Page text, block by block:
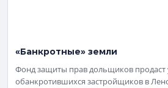
«Банкротные» земли
Фонд защиты прав дольщиков продаст
обанкротившихся застройщиков в